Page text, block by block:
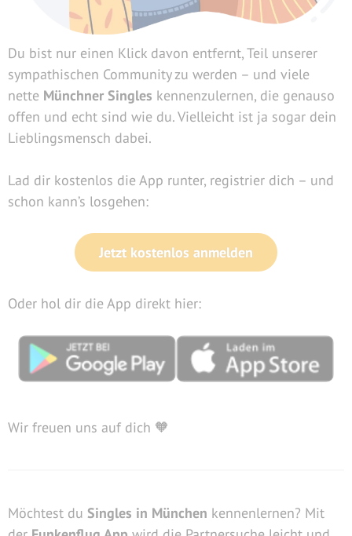
Du bist nur einen Klick davon entfernt, Teil unserer
sympathischen Community zu werden – und viele
nette Münchner Singles kennenzulernen, die genauso
offen und echt sind wie du. Vielleicht ist ja sogar dein
Lieblingsmensch dabei.
Lad dir kostenlos die App runter, registrier dich – und
schon kann’s losgehen:
Jetzt kostenlos anmelden
Oder hol dir die App direkt hier:
Wir freuen uns auf dich 🧡
Möchtest du Singles in München kennenlernen? Mit